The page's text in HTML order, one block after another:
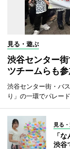
見る・遊ぶ
渋谷センター
ツチームらも参
渋谷センター街・バ
り」の一環でパレー
見る
「
渋谷